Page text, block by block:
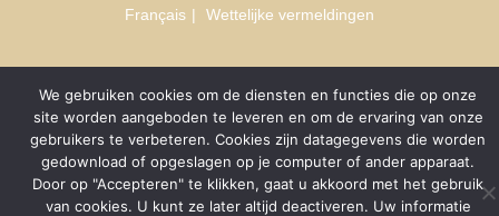
Français Wettelijke vermeldingen
We gebruiken cookies om de diensten en functies die op onze
site worden aangeboden te leveren en om de ervaring van onze
gebruikers te verbeteren. Cookies zijn datagegevens die worden
gedownload of opgeslagen op je computer of ander apparaat.
Door op "Accepteren" te klikken, gaat u akkoord met het gebruik
van cookies. U kunt ze later altijd deactiveren. Uw informatie